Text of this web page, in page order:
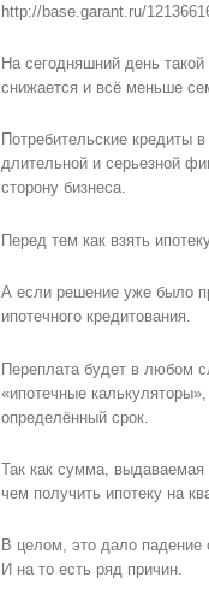
http://base.garant.ru/
На сегодняшний день
снижается и всё меньше
Потребительские кредиты
длительной и серьезной
сторону бизнеса.
Перед тем как взять
А если решение уже было
ипотечного кредитования.
Переплата будет в любом
«ипотечные
определённый срок.
Так как сумма,
чем получить ипотеку на
В целом, это дало падение
И на то есть ряд причин.